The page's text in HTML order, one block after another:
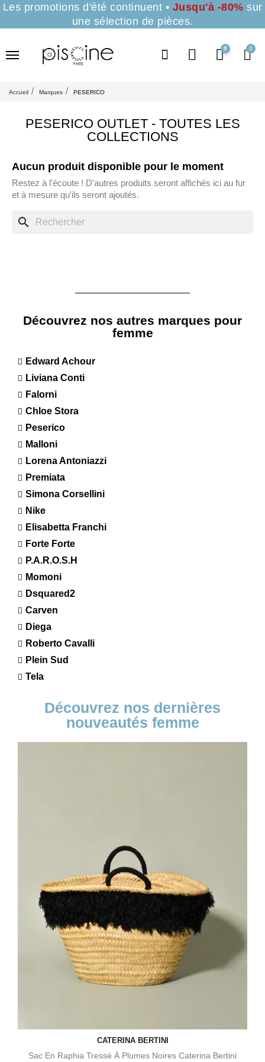
Les promotions d'été continuent • Jusqu'à -80% sur
une sélection de pièces.
0
Accueil Marques PESERICO
PESERICO OUTLET - TOUTES LES
COLLECTIONS
Aucun produit disponible pour le moment
Restez à l'écoute ! D'autres produits seront affichés ici au fur
et à mesure qu'ils seront ajoutés.
search
Découvrez nos autres marques pour
femme
Edward Achour
Liviana Conti
Falorni
Chloe Stora
Peserico
Malloni
Lorena Antoniazzi
Premiata
Simona Corsellini
Nike
Elisabetta Franchi
Forte Forte
P.A.R.O.S.H
Momoni
Dsquared2
Carven
Diega
Roberto Cavalli
Plein Sud
Tela
Découvrez nos dernières
nouveautés femme
CATERINA BERTINI
Sac En Raphia Tressé À Plumes Noires Caterina Bertini